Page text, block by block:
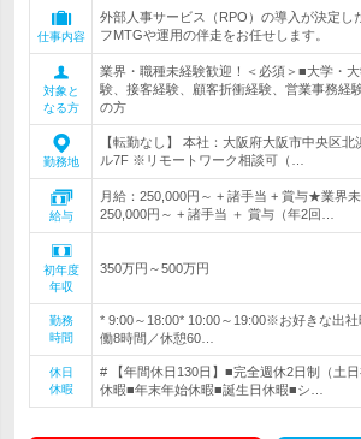
仕事内容
外部人事サービス（RPO）の導入が決定し
フMTGや運用の伴走をお任せします。
対象と
なる方
業界・職種未経験歓迎！＜必須＞■大学・
験、接客経験、顧客折衝経験、営業事務経
の方
勤務地
【転勤なし】 本社：大阪府大阪市中央区
ル7F ※リモートワーク相談可（…
給与
月給：250,000円～ + 諸手当 + 賞与★業界未
250,000円～ + 諸手当 ＋ 賞与（年2回…
初年度
年収
350万円～500万円
勤務
時間
* 9:00～18:00* 10:00～19:00※お好きな出
働8時間／休憩60…
休日
休暇
# 【年間休日130日】■完全週休2日制（土
休暇■年末年始休暇■誕生日休暇■シ…